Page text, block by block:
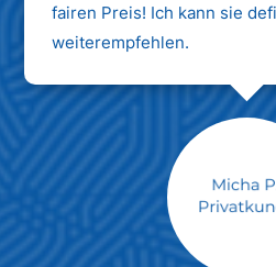
fairen Preis! Ich kann sie
weiterempfehlen.